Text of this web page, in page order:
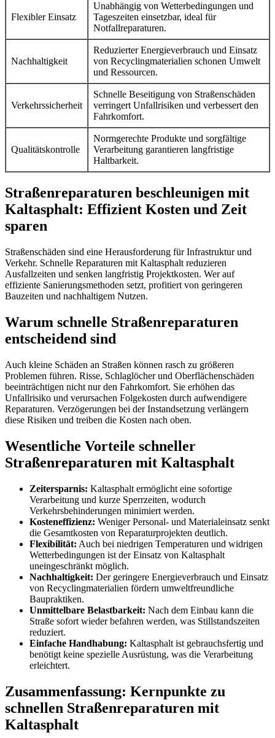
Flexibler Einsatz
Unabhängig von Wetterbedingungen und
Tageszeiten einsetzbar, ideal für
Notfallreparaturen.
Nachhaltigkeit
Reduzierter Energieverbrauch und Einsatz
von Recyclingmaterialien schonen Umwelt
und Ressourcen.
Verkehrssicherheit
Schnelle Beseitigung von Straßenschäden
verringert Unfallrisiken und verbessert den
Fahrkomfort.
Qualitätskontrolle
Normgerechte Produkte und sorgfältige
Verarbeitung garantieren langfristige
Haltbarkeit.
Straßenreparaturen beschleunigen mit
Kaltasphalt: Effizient Kosten und Zeit
sparen
Straßenschäden sind eine Herausforderung für Infrastruktur und
Verkehr. Schnelle Reparaturen mit Kaltasphalt reduzieren
Ausfallzeiten und senken langfristig Projektkosten. Wer auf
effiziente Sanierungsmethoden setzt, profitiert von geringeren
Bauzeiten und nachhaltigem Nutzen.
Warum schnelle Straßenreparaturen
entscheidend sind
Auch kleine Schäden an Straßen können rasch zu größeren
Problemen führen. Risse, Schlaglöcher und Oberflächenschäden
beeinträchtigen nicht nur den Fahrkomfort. Sie erhöhen das
Unfallrisiko und verursachen Folgekosten durch aufwendigere
Reparaturen. Verzögerungen bei der Instandsetzung verlängern
diese Risiken und treiben die Kosten nach oben.
Wesentliche Vorteile schneller
Straßenreparaturen mit Kaltasphalt
Zeitersparnis: Kaltasphalt ermöglicht eine sofortige
Verarbeitung und kurze Sperrzeiten, wodurch
Verkehrsbehinderungen minimiert werden.
Kosteneffizienz: Weniger Personal- und Materialeinsatz senkt
die Gesamtkosten von Reparaturprojekten deutlich.
Flexibilität: Auch bei niedrigen Temperaturen und widrigen
Wetterbedingungen ist der Einsatz von Kaltasphalt
uneingeschränkt möglich.
Nachhaltigkeit: Der geringere Energieverbrauch und Einsatz
von Recyclingmaterialien fördern umweltfreundliche
Baupraktiken.
Unmittelbare Belastbarkeit: Nach dem Einbau kann die
Straße sofort wieder befahren werden, was Stillstandszeiten
reduziert.
Einfache Handhabung: Kaltasphalt ist gebrauchsfertig und
benötigt keine spezielle Ausrüstung, was die Verarbeitung
erleichtert.
Zusammenfassung: Kernpunkte zu
schnellen Straßenreparaturen mit
Kaltasphalt